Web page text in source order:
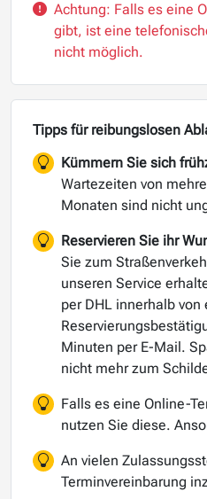
Achtung: Falls es eine
gibt, ist eine
nicht möglich.
Tipps für reibungslosen
Kümmern Sie sich
Wartezeiten von
Monaten sind nicht
Reservieren Sie ihr
Sie zum
unseren Service
per DHL innerhalb von
Minuten per E-Mail.
nicht mehr zum
Falls es eine Online-
nutzen Sie diese.
An vielen
Terminvereinbarung